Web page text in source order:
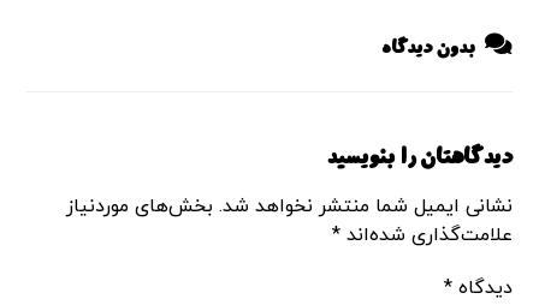
بدون دیدگاه
دیدگاهتان را بنویسید
نشانی ایمیل شما منتشر نخواهد شد. بخش‌های موردنیاز
علامت‌گذاری شده‌اند*
دیدگاه*